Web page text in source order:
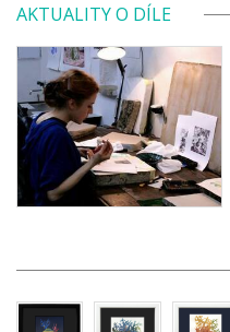
AKTUALITY O DÍLE